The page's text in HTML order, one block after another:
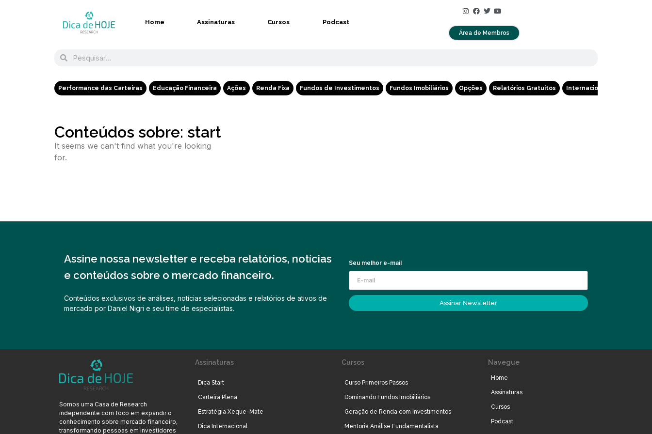
Home Assinaturas Cursos Podcast
Área de Membros
Performance das Carteiras Educação Financeira Ações Renda Fixa Fundos de Investimentos Fundos Imobiliários Opções Relatórios Gratuitos Internacional
Conteúdos sobre: start
It seems we can't find what you're looking
for.
Assine nossa newsletter e receba relatórios, notícias
e conteúdos sobre o mercado financeiro.
Conteúdos exclusivos de análises, notícias selecionadas e relatórios de ativos de
mercado por Daniel Nigri e seu time de especialistas.
Seu melhor e-mail
Assinar Newsletter
Somos uma Casa de Research
independente com foco em expandir o
conhecimento sobre mercado financeiro,
transformando pessoas em investidores
Assinaturas
Dica Start
Carteira Plena
Estratégia Xeque-Mate
Dica Internacional
Cursos
Curso Primeiros Passos
Dominando Fundos Imobiliários
Geração de Renda com Investimentos
Mentoria Análise Fundamentalista
Navegue
Home
Assinaturas
Cursos
Podcast